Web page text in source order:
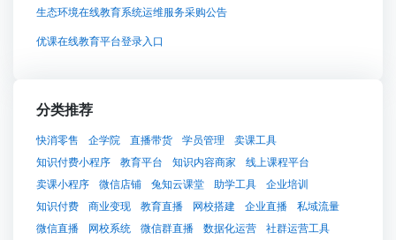
生态环境在线教育系统运维服务采购公告
优课在线教育平台登录入口
分类推荐
快消零售 企学院 直播带货 学员管理
卖课工具
知识付费小程序
教育平台 知识内容商家
线上课程平台
卖课小程序
微信店铺 兔知云课堂 助学工具
企业培训
知识付费
商业变现 教育直播 网校搭建 企业直播
私域流量
微信直播
网校系统 微信群直播 数据化运营
社群运营工具